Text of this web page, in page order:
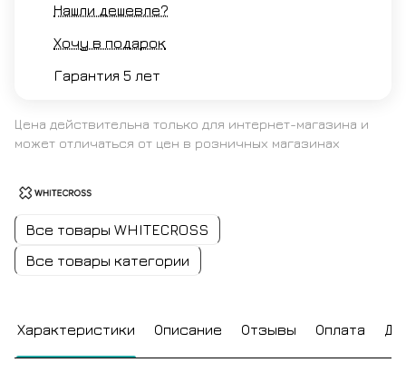
Нашли дешевле?
Хочу в подарок
Гарантия 5 лет
Цена действительна только для интернет-магазина и
может отличаться от цен в розничных магазинах
Все товары WHITECROSS
Все товары категории
Характеристики Описание Отзывы Оплата